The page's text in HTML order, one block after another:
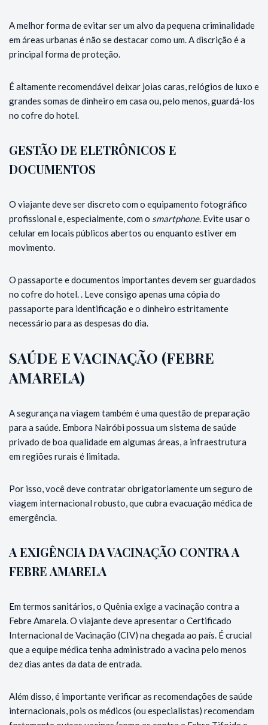
A melhor forma de evitar ser um alvo da pequena criminalidade
em áreas urbanas é não se destacar como um. A discrição é a
principal forma de proteção.
É altamente recomendável deixar joias caras, relógios de luxo e
grandes somas de dinheiro em casa ou, pelo menos, guardá-los
no cofre do hotel.
GESTÃO DE ELETRÔNICOS E
DOCUMENTOS
O viajante deve ser discreto com o equipamento fotográfico
profissional e, especialmente, com o smartphone. Evite usar o
celular em locais públicos abertos ou enquanto estiver em
movimento.
O passaporte e documentos importantes devem ser guardados
no cofre do hotel. . Leve consigo apenas uma cópia do
passaporte para identificação e o dinheiro estritamente
necessário para as despesas do dia.
SAÚDE E VACINAÇÃO (FEBRE
AMARELA)
A segurança na viagem também é uma questão de preparação
para a saúde. Embora Nairóbi possua um sistema de saúde
privado de boa qualidade em algumas áreas, a infraestrutura
em regiões rurais é limitada.
Por isso, você deve contratar obrigatoriamente um seguro de
viagem internacional robusto, que cubra evacuação médica de
emergência.
A EXIGÊNCIA DA VACINAÇÃO CONTRA A
FEBRE AMARELA
Em termos sanitários, o Quênia exige a vacinação contra a
Febre Amarela. O viajante deve apresentar o Certificado
Internacional de Vacinação (CIV) na chegada ao país. É crucial
que a equipe médica tenha administrado a vacina pelo menos
dez dias antes da data de entrada.
Além disso, é importante verificar as recomendações de saúde
internacionais, pois os médicos (ou especialistas) recomendam